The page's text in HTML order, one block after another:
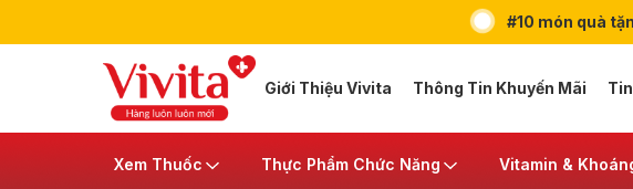
#10 món quà
Giới Thiệu Vivita Thông Tin Khuyến Mãi
Xem Thuốc Thực Phẩm Chức Năng Vitamin &